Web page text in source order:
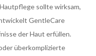
sollte wirksam,
GentleCare
der Haut erfüllen.
überkomplizierte